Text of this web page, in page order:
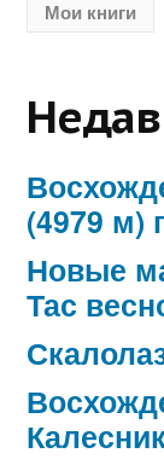
Мои книги
(4979 м)
Новые
Тас